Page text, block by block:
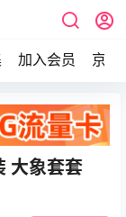
加入会员 京东
大象套套